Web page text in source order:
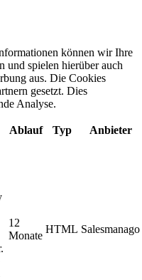
können wir Ihre
und spielen hierüber auch
aus. ​Die Cookies
gesetzt. Dies
Analyse.
Ablauf Typ Anbieter
12
Monate
HTML Salesmanago